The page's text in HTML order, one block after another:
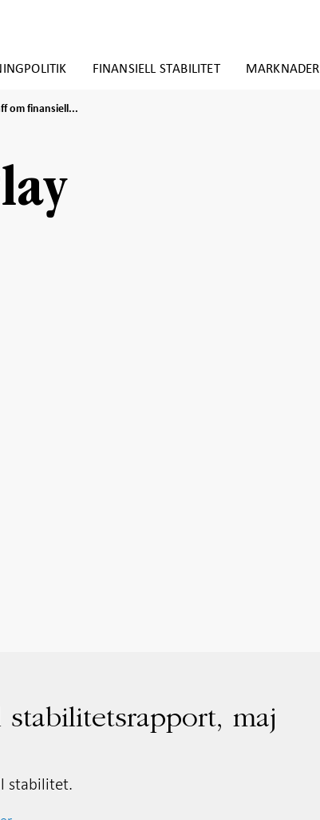
FINANSIELL STABILITET MARKNADER
om finansiell...
maj
stabilitet.